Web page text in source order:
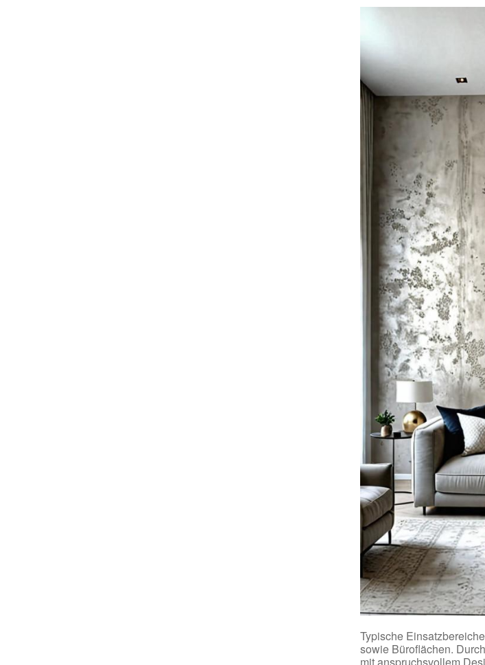
Typische
sowie Büroflächen.